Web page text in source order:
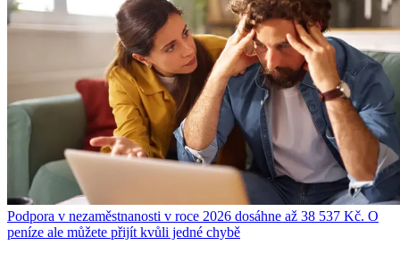
Podpora v nezaměstnanosti v roce 2026 dosáhne až 38 537 Kč. O
peníze ale můžete přijít kvůli jedné chybě